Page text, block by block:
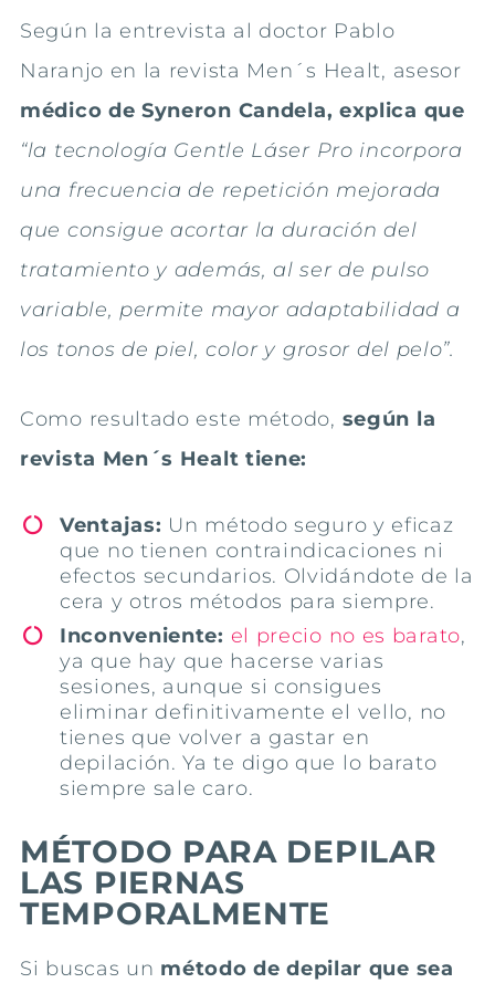
Según la entrevista al doctor Pablo
Naranjo en la revista Men´s Healt, asesor
médico de Syneron Candela, explica que
“la tecnología Gentle Láser Pro incorpora
una frecuencia de repetición mejorada
que consigue acortar la duración del
tratamiento y además, al ser de pulso
variable, permite mayor adaptabilidad a
los tonos de piel, color y grosor del pelo”.
Como resultado este método, según la
revista Men´s Healt tiene:
Ventajas: Un método seguro y eficaz
que no tienen contraindicaciones ni
efectos secundarios. Olvidándote de la
cera y otros métodos para siempre.
Inconveniente: el precio no es barato,
ya que hay que hacerse varias
sesiones, aunque si consigues
eliminar definitivamente el vello, no
tienes que volver a gastar en
depilación. Ya te digo que lo barato
siempre sale caro.
MÉTODO PARA DEPILAR
LAS PIERNAS
TEMPORALMENTE
Si buscas un método de depilar que sea